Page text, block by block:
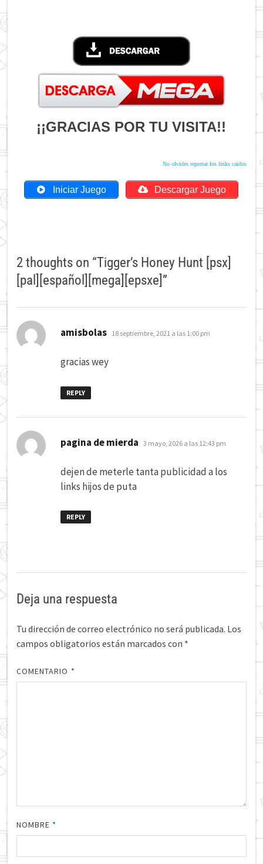
¡¡GRACIAS POR TU VISITA!!
No olvides reportar los links caidos
Iniciar Juego Descargar Juego
2 thoughts on “Tigger’s Honey Hunt [psx]
[pal][español][mega][epsxe] ”
amisbolas dice:
18 septiembre, 2021 a las 1:00 pm
gracias wey
REPLY
pagina de mierda dice:
3 mayo, 2026 a las 12:43 pm
dejen de meterle tanta publicidad a los
links hijos de puta
REPLY
Deja una respuesta
Tu dirección de correo electrónico no será publicada. Los
campos obligatorios están marcados con *
COMENTARIO *
NOMBRE *